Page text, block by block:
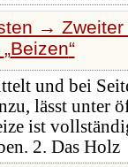
→
Beizen
und bei
lässt unter
ist
2. Das Holz